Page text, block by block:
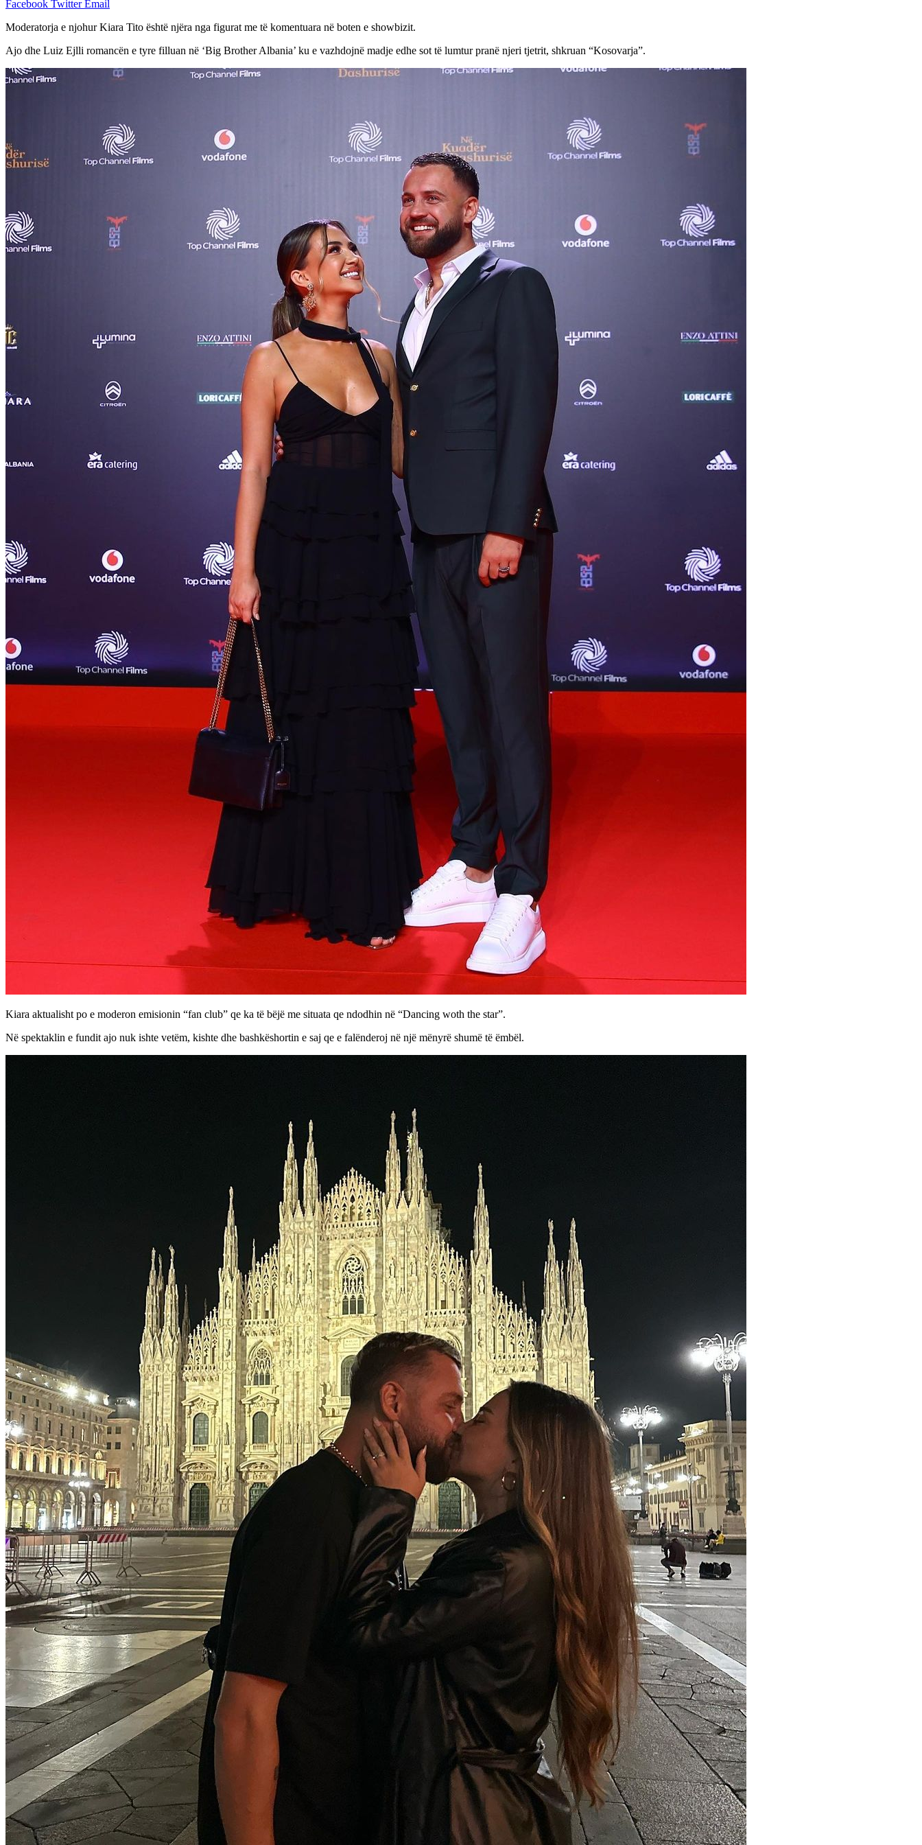
Facebook Twitter Email
Moderatorja e njohur Kiara Tito është njëra nga figurat me të komentuara në boten e showbizit.
Ajo dhe Luiz Ejlli romancën e tyre filluan në ‘Big Brother Albania’ ku e vazhdojnë madje edhe sot të lumtur pranë njeri tjetrit, shkruan “Kosovarja”.
Kiara aktualisht po e moderon emisionin “fan club” qe ka të bëjë me situata qe ndodhin në “Dancing woth the star”.
Në spektaklin e fundit ajo nuk ishte vetëm, kishte dhe bashkëshortin e saj qe e falënderoj në një mënyrë shumë të ëmbël.